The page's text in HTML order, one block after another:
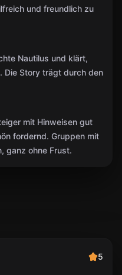
und freundlich zu
Nautilus und klärt,
Die Story trägt durch den
mit Hinweisen gut
fordernd. Gruppen mit
ganz ohne Frust.
5